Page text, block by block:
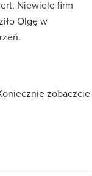
Niewiele firm
Olgę w
zobaczcie